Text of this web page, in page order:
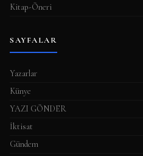
Kitap-Öneri
SAYFALAR
Yazarlar
Künye
YAZI GÖNDER
İktisat
Gündem